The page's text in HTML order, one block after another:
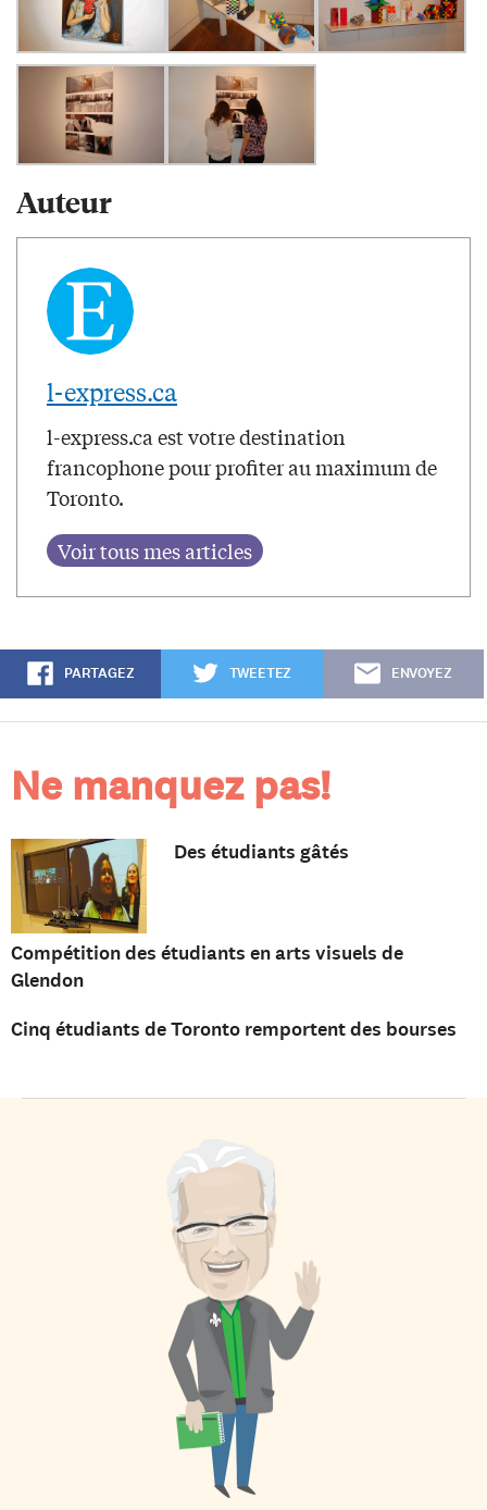
Auteur
l-express.ca
l-express.ca est votre destination
francophone pour profiter au maximum de
Toronto.
PARTAGEZ TWEETEZ ENVOYEZ
Ne manquez pas!
Des étudiants gâtés
Compétition des étudiants en arts visuels de
Glendon
Cinq étudiants de Toronto remportent des bourses